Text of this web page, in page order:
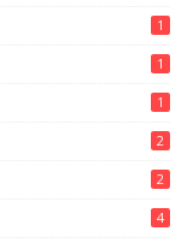
1
1
1
2
2
4